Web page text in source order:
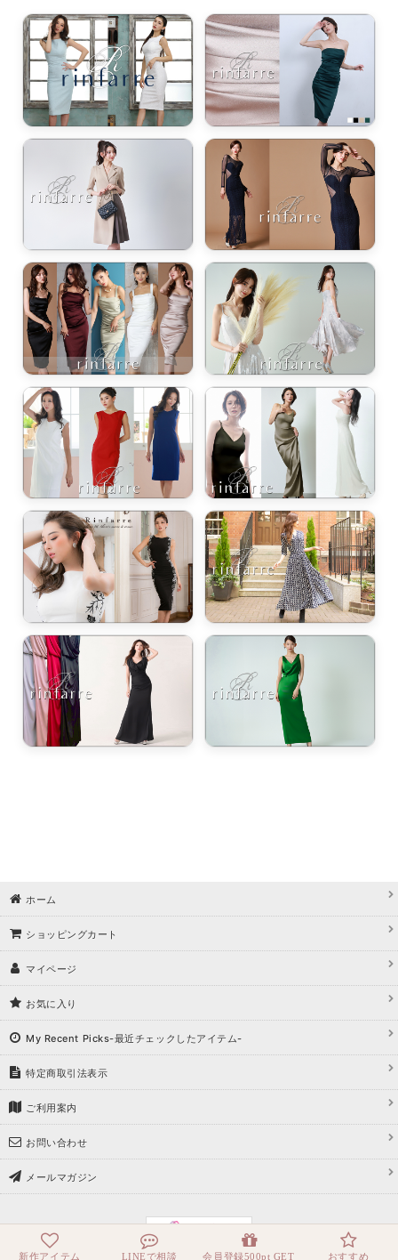
新作アイテム LINEで相談 会員登録500pt GET おすすめ
ホーム
ショッピングカート
マイページ
お気に入り
My Recent Picks-最近チェックしたアイテム-
特定商取引法表示
ご利用案内
お問い合わせ
メールマガジン